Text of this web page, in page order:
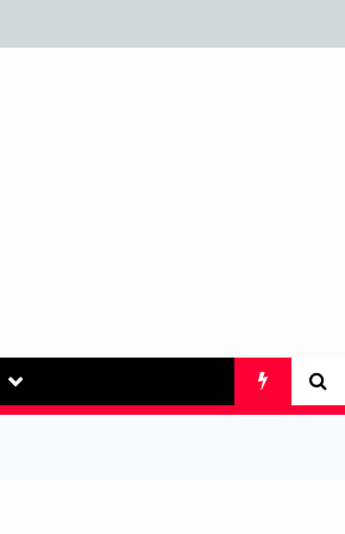
таксі існує десятиліттями